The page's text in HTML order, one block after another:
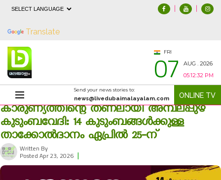
Translate
| |
FRI
07
AUG . 2026
05:12:32 PM
Send your news stories to:
news@livedubaimalayalam.com ONLINE TV
കാരുണ്യത്തിന്റെ തണലായി അമ്പലപ്പുഴ
കുടുംബവേദി: 14 കുടുംബങ്ങൾക്കുള്ള
താക്കോൽദാനം ഏപ്രിൽ 25-ന്
Written By
Posted Apr 23, 2026 |